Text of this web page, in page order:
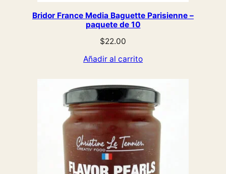
Bridor France Media Baguette Parisienne –
paquete de 10
$22.00
Añadir al carrito